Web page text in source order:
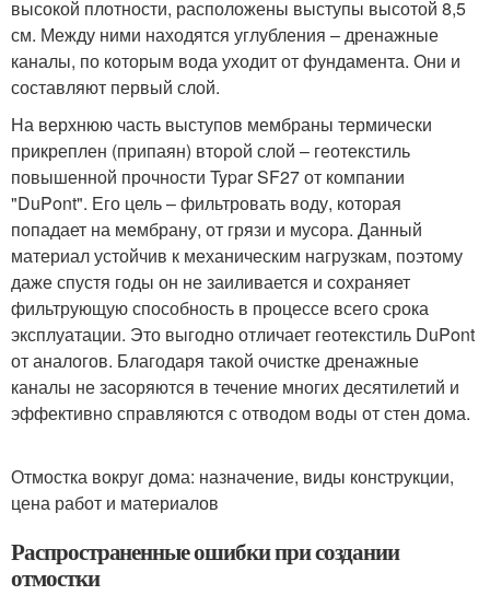
высокой плотности, расположены выступы высотой 8,5
см. Между ними находятся углубления – дренажные
каналы, по которым вода уходит от фундамента. Они и
составляют первый слой.
На верхнюю часть выступов мембраны термически
прикреплен (припаян) второй слой – геотекстиль
повышенной прочности Typar SF27 от компании
"DuPont". Его цель – фильтровать воду, которая
попадает на мембрану, от грязи и мусора. Данный
материал устойчив к механическим нагрузкам, поэтому
даже спустя годы он не заиливается и сохраняет
фильтрующую способность в процессе всего срока
эксплуатации. Это выгодно отличает геотекстиль DuPont
от аналогов. Благодаря такой очистке дренажные
каналы не засоряются в течение многих десятилетий и
эффективно справляются с отводом воды от стен дома.
Отмостка вокруг дома: назначение, виды конструкции,
цена работ и материалов
Распространенные ошибки при создании
отмостки